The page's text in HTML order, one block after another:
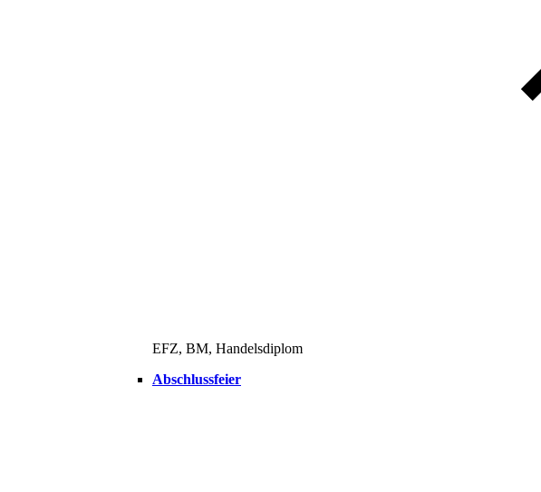
EFZ, BM, Handelsdiplom
Abschlussfeier